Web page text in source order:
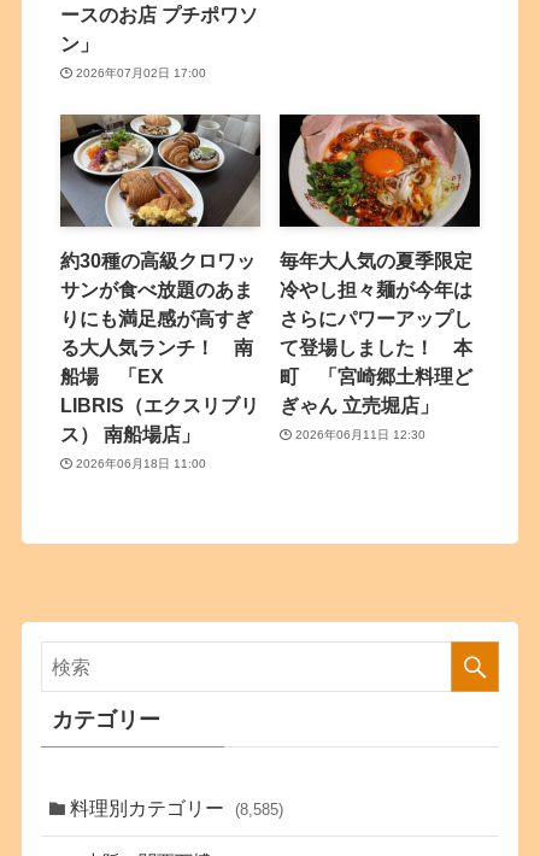
ースのお店 プチポワソ
ン」
2026年07月02日 17:00
約30種の高級クロワッ
サンが食べ放題のあま
りにも満足感が高すぎ
る大人気ランチ！ 南
船場 「EX
LIBRIS（エクスリブリ
ス） 南船場店」
2026年06月18日 11:00
毎年大人気の夏季限定
冷やし担々麺が今年は
さらにパワーアップし
て登場しました！ 本
町 「宮崎郷土料理ど
ぎゃん 立売堀店」
2026年06月11日 12:30
カテゴリー
料理別カテゴリー (8,585)